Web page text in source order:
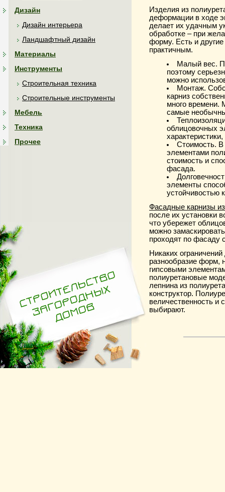
Дизайн
Дизайн интерьера
Ландшафтный дизайн
Материалы
Инструменты
Строительная техника
Строительные инструменты
Мебель
Техника
Прочее
Изделия из
деформации в ходе
делает их удачным
обработке – при
форму. Есть и
практичным.
Малый вес.
поэтому
можно
Монтаж.
карниз
много времени.
самые
облицовочных
Стоимость. В
элементами
стоимость и
фасада.
элементы
устойчивостью
Фасадные карнизы
после их установки
что убережет
можно
проходят по фасаду
Никаких
разнообразие форм,
гипсовыми
полиуретановые
лепнина из
конструктор.
величественность и
выбирают.